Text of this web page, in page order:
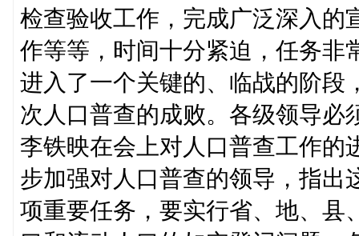
检查验收工作，完成广泛深入的
作等等，时间十分紧迫，任务非
进入了一个关键的、临战的阶段
次人口普查的成败。各级领导必
李铁映在会上对人口普查工作的
步加强对人口普查的领导，指出
项重要任务，要实行省、地、县